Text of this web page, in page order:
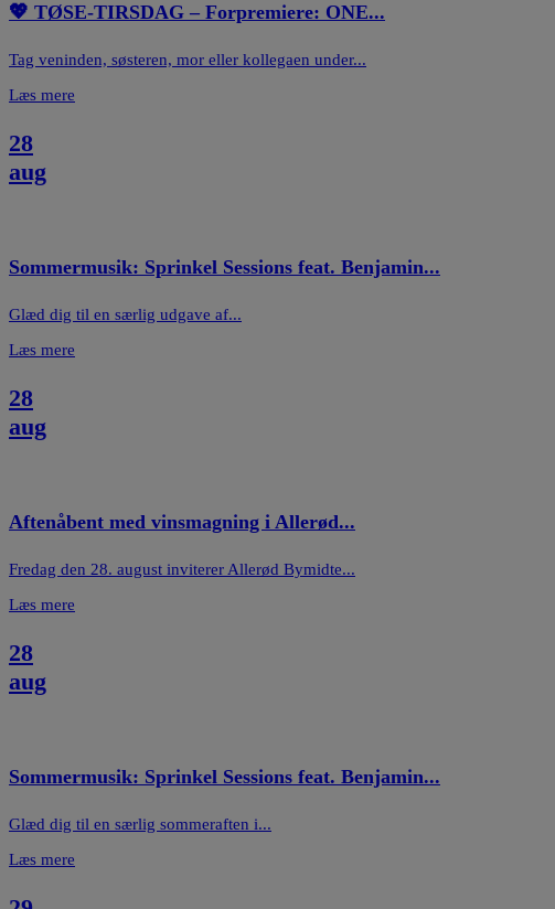
💖 TØSE-TIRSDAG – Forpremiere: ONE...
Tag veninden, søsteren, mor eller kollegaen under...
Læs mere
28
aug
Sommermusik: Sprinkel Sessions feat. Benjamin...
Glæd dig til en særlig udgave af...
Læs mere
28
aug
Aftenåbent med vinsmagning i Allerød...
Fredag den 28. august inviterer Allerød Bymidte...
Læs mere
28
aug
Sommermusik: Sprinkel Sessions feat. Benjamin...
Glæd dig til en særlig sommeraften i...
Læs mere